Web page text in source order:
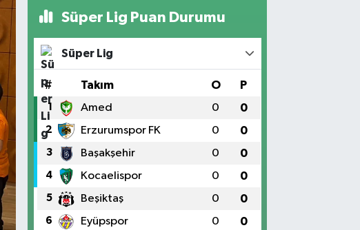
Süper Lig Puan Durumu
Süper Lig
# Takım O P
1 Amed 0 0
2 Erzurumspor FK 0 0
3 Başakşehir 0 0
4 Kocaelispor 0 0
5 Beşiktaş 0 0
6 Eyüpspor 0 0